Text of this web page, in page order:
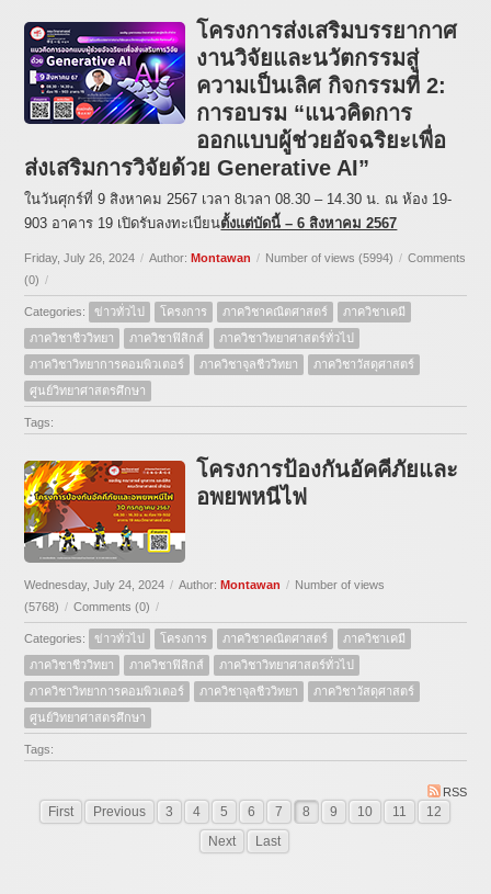
โครงการส่งเสริมบรรยากาศ
งานวิจัยและนวัตกรรมสู่
ความเป็นเลิศ กิจกรรมที่ 2:
การอบรม “แนวคิดการ
ออกแบบผู้ช่วยอัจฉริยะเพื่อ
ส่งเสริมการวิจัยด้วย Generative AI”
ในวันศุกร์ที่ 9 สิงหาคม 2567 เวลา 8เวลา 08.30 – 14.30 น. ณ ห้อง 19-
903 อาคาร 19 เปิดรับลงทะเบียนตั้งแต่บัดนี้ – 6 สิงหาคม 2567
Friday, July 26, 2024 / Author:Montawan / Number of views (5994) / Comments
(0) /
Categories: ข่าวทั่วไป โครงการ ภาควิชาคณิตศาสตร์
ภาควิชาเคมี
ภาควิชาชีววิทยา
ภาควิชาฟิสิกส์
ภาควิชาวิทยาศาสตร์ทั่วไป
ภาควิชาวิทยาการคอมพิวเตอร์
ภาควิชาจุลชีววิทยา
ภาควิชาวัสดุศาสตร์
ศูนย์วิทยาศาสตรศึกษา
Tags:
โครงการป้องกันอัคคีภัยและ
อพยพหนีไฟ
Wednesday, July 24, 2024 / Author:Montawan / Number of views
(5768) / Comments (0) /
Categories: ข่าวทั่วไป โครงการ ภาควิชาคณิตศาสตร์
ภาควิชาเคมี
ภาควิชาชีววิทยา
ภาควิชาฟิสิกส์
ภาควิชาวิทยาศาสตร์ทั่วไป
ภาควิชาวิทยาการคอมพิวเตอร์
ภาควิชาจุลชีววิทยา
ภาควิชาวัสดุศาสตร์
ศูนย์วิทยาศาสตรศึกษา
Tags:
RSS
First Previous 3 4 5 6 7 8 9 10 11
12
Next
Last